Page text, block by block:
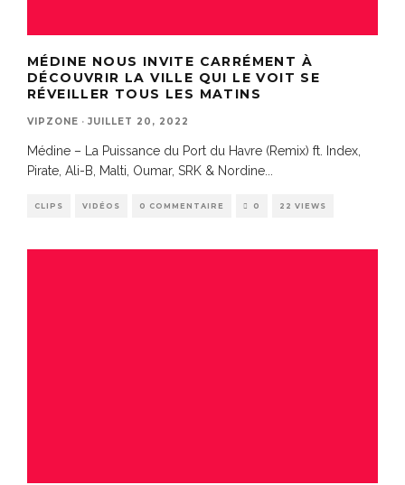
MÉDINE NOUS INVITE CARRÉMENT À
DÉCOUVRIR LA VILLE QUI LE VOIT SE
RÉVEILLER TOUS LES MATINS
VIPZONE · JUILLET 20, 2022
Médine – La Puissance du Port du Havre (Remix) ft. Index,
Pirate, Ali-B, Malti, Oumar, SRK & Nordine
CLIPS VIDÉOS 0 COMMENTAIRE 0 22 VIEWS